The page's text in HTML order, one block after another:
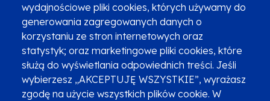
wydajnościowe pliki cookies, których używamy do
generowania zagregowanych danych o
korzystaniu ze stron internetowych oraz
statystyk; oraz marketingowe pliki cookies, które
służą do wyświetlania odpowiednich treści. Jeśli
wybierzesz „AKCEPTUJĘ WSZYSTKIE”, wyrażasz
zgodę na użycie wszystkich plików cookie. W
Newsletter
Fundusze SMS-em
Najczęściej zadawane pytania
Promocja projektu
Zobacz inne programy
Poznaj Fundusze 2014-2020